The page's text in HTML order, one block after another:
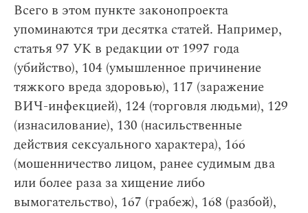
Всего в этом пункте законопроекта
упоминаются три десятка статей. Например,
статья 97 УК в редакции от 1997 года
(убийство), 104 (умышленное причинение
тяжкого вреда здоровью), 117 (заражение
ВИЧ-инфекцией), 124 (торговля людьми), 129
(изнасилование), 130 (насильственные
действия сексуального характера), 166
(мошенничество лицом, ранее судимым два
или более раза за хищение либо
вымогательство), 167 (грабеж), 168 (разбой),